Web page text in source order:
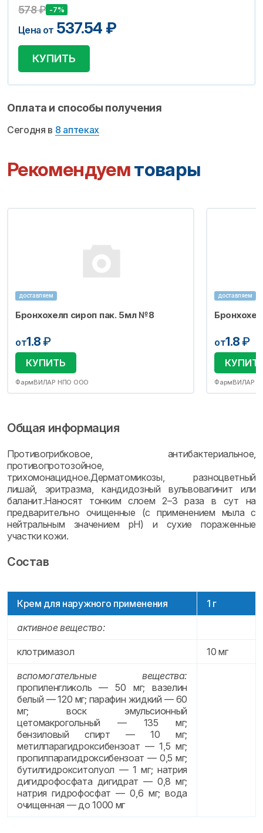
578₽ -7%
Цена от 537.54 ₽
КУПИТЬ
Оплата и способы получения
Сегодня в 8 аптеках
Рекомендуемтовары
доставляем
Бронхохелп сироп пак. 5мл №8
от1.8₽
КУПИТЬ
ФармВИЛАР НПО ООО
доставляем
от1.8₽
ФармВИЛАР
Общая информация
Противогрибковое, антибактериальное,
противопротозойное,
трихомонацидное.Дерматомикозы, разноцветный
лишай, эритразма, кандидозный вульвовагинит или
баланит.Наносят тонким слоем 2–3 раза в сут на
предварительно очищенные (с применением мыла с
нейтральным значением pH) и сухие пораженные
участки кожи.
Состав
Крем для наружного применения 1 г
активное вещество:
клотримазол 10 мг
вспомогательные вещества:
пропиленгликоль — 50 мг; вазелин
белый — 120 мг; парафин жидкий — 60
мг; воск эмульсионный
цетомакрогольный — 135 мг;
бензиловый спирт — 10 мг;
метилпарагидроксибензоат — 1,5 мг;
пропилпарагидроксибензоат — 0,5 мг;
бутилгидрокситолуол — 1 мг; натрия
дигидрофосфата дигидрат — 0,8 мг;
натрия гидрофосфат — 0,6 мг; вода
очищенная — до 1000 мг